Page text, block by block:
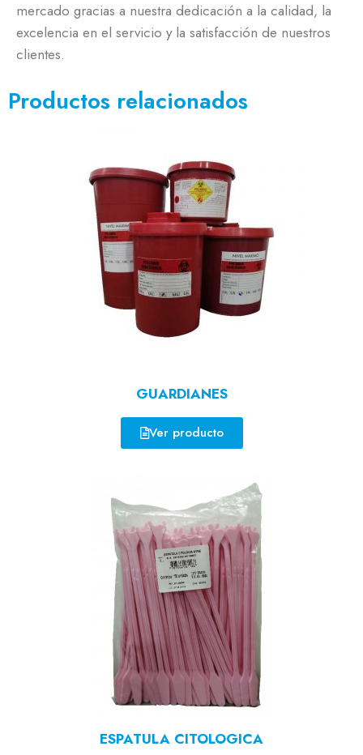
mercado gracias a nuestra dedicación a la calidad, la
excelencia en el servicio y la satisfacción de nuestros
clientes.
Productos relacionados
GUARDIANES
Ver producto
ESPATULA CITOLOGICA